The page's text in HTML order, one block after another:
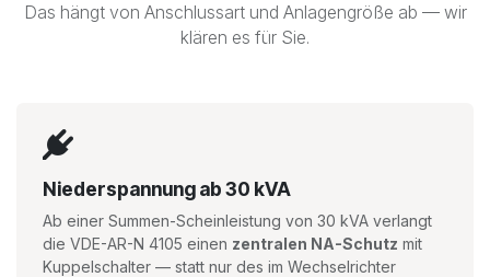
Das hängt von Anschlussart und Anlagengröße ab — wir
klären es für Sie.
Niederspannung ab 30 kVA
Ab einer Summen-Scheinleistung von 30 kVA verlangt
die VDE-AR-N 4105 einen zentralen NA-Schutz mit
Kuppelschalter — statt nur des im Wechselrichter